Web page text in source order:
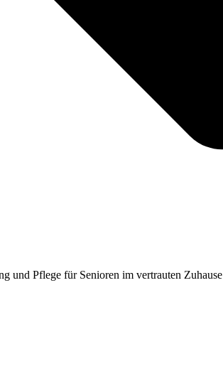
und Pflege für Senioren im vertrauten Zuhause